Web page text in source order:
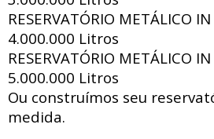
RESERVATÓRIO METÁLICO
4.000.000 Litros
RESERVATÓRIO METÁLICO
5.000.000 Litros
Ou construímos seu
medida.